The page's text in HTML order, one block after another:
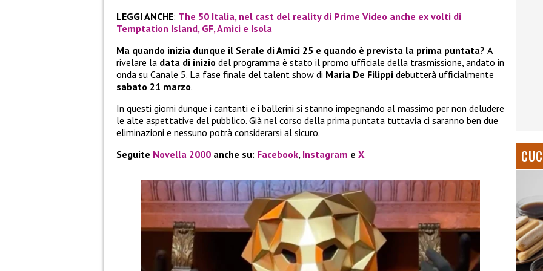
LEGGI ANCHE: The 50 Italia, nel cast del reality di Prime Video anche ex volti di
Temptation Island, GF, Amici e Isola
Ma quando inizia dunque il Serale di Amici 25 e quando è prevista la prima puntata? A
rivelare la data di inizio del programma è stato il promo ufficiale della trasmissione, andato in
onda su Canale 5. La fase finale del talent show di Maria De Filippi debutterà ufficialmente
sabato 21 marzo.
In questi giorni dunque i cantanti e i ballerini si stanno impegnando al massimo per non deludere
le alte aspettative del pubblico. Già nel corso della prima puntata tuttavia ci saranno ben due
eliminazioni e nessuno potrà considerarsi al sicuro.
Seguite Novella 2000 anche su: Facebook, Instagram e X.